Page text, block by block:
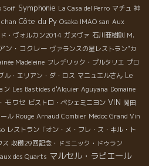
Soif Symphonie La Casa del Perro マチュ 神
Côte du Py Osaka IMAO san Aux
・ヴォルカン2014 ガヌヴァ 石川亜樹則 M.
ン・コクレー ヴァランスの星レストラン”カ
Madeleine フレデリック・プルタリエ プロ
ル・エリアン・ダ・ロス マニュエルさん Le
ン Les Bastides d'Alquier Aguyana Domaine
モワセ ビストロ・ペシェミニヨン VIN 岡田
ル Rouge Arnaud Combier Médoc Grand Vin
レストラン「オン・メ・フレ・ス・キル・ト
ス 収穫29回記念・ドミニック・ドゥラン
des Quarts マルセル・ラピエール